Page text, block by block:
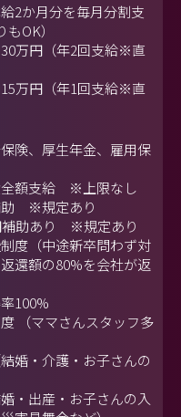
2か月分を毎月分割支
OK）
万円（年2回支給※直
万円（年1回支給※直
険、厚生年金、雇用保
全額支給 ※上限なし
助 ※規定あり
補助あり ※規定あり
度（中途新卒問わず対
還額の80%を会社が返
100%
（ママさんスタッフ多
婚・介護・お子さんの
・出産・お子さんの入